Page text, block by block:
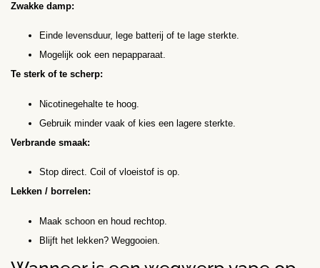
Zwakke damp:
Einde levensduur, lege batterij of te lage sterkte.
Mogelijk ook een nepapparaat.
Te sterk of te scherp:
Nicotinegehalte te hoog.
Gebruik minder vaak of kies een lagere sterkte.
Verbrande smaak:
Stop direct. Coil of vloeistof is op.
Lekken / borrelen:
Maak schoon en houd rechtop.
Blijft het lekken? Weggooien.